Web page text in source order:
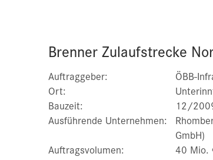
Brenner Zulaufstrecke
Auftraggeber:
ÖBB-
Ort:
Bauzeit:
12/
Ausführende Unternehmen:
GmbH)
Auftragsvolumen:
40 Mio.